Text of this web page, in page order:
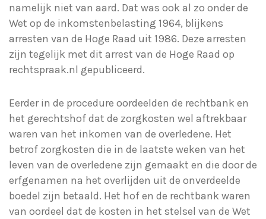
namelijk niet van aard. Dat was ook al zo onder de
Wet op de inkomstenbelasting 1964, blijkens
arresten van de Hoge Raad uit 1986. Deze arresten
zijn tegelijk met dit arrest van de Hoge Raad op
rechtspraak.nl gepubliceerd.
Eerder in de procedure oordeelden de rechtbank en
het gerechtshof dat de zorgkosten wel aftrekbaar
waren van het inkomen van de overledene. Het
betrof zorgkosten die in de laatste weken van het
leven van de overledene zijn gemaakt en die door de
erfgenamen na het overlijden uit de onverdeelde
boedel zijn betaald. Het hof en de rechtbank waren
van oordeel dat de kosten in het stelsel van de Wet